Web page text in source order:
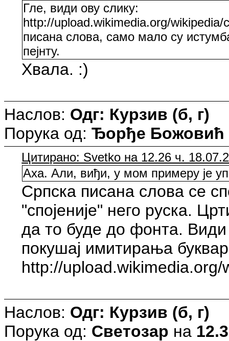
Гле, види ову слику:
http://upload.wikimedia.org/
писана слова, само мало су
пејнту.
Хвала. :)
Наслов: Одг: Курзив (б, г)
Порука од: Ђорђе Божовић
Цитирано: Svetko на 12.26 ч.
Аха. Али, виђи, у мом примеру је
Српска писана слова се
"спојеније" него руска.
да то буде до фонта. Види
покушај имитирања
http://
Наслов: Одг: Курзив (б, г)
Порука од: Светозар на